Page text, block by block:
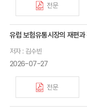
전문
유럽 보험유통시장의 재편
저자 : 김수빈
2026-07-27
전문